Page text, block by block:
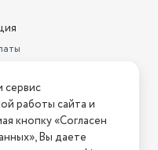
Напишите нам
У нас есть всё!
сервис
работы сайта и
кнопку «Согласен
Вы даете